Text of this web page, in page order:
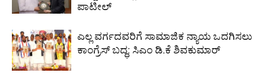
ಪಾಟೀಲ್
ಎಲ್ಲ ವರ್ಗದವರಿಗೆ ಸಾಮಾಜಿಕ ನ್ಯಾಯ ಒದಗಿಸಲು
ಕಾಂಗ್ರೆಸ್ ಬದ್ಧ: ಸಿಎಂ ಡಿ.ಕೆ ಶಿವಕುಮಾರ್